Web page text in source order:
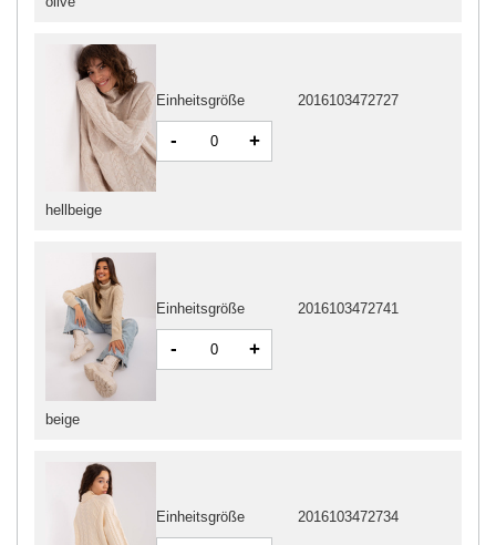
hellbeige
Einheitsgröße 2016103472727
- +
beige
Einheitsgröße 2016103472741
- +
Einheitsgröße 2016103472734